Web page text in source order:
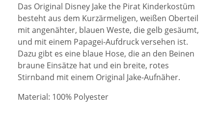
Das Original Disney Jake the Pirat Kinderkostüm
besteht aus dem Kurzärmeligen, weißen Oberteil
mit angenähter, blauen Weste, die gelb gesäumt,
und mit einem Papagei-Aufdruck versehen ist.
Dazu gibt es eine blaue Hose, die an den Beinen
braune Einsätze hat und ein breite, rotes
Stirnband mit einem Original Jake-Aufnäher.
Material: 100% Polyester